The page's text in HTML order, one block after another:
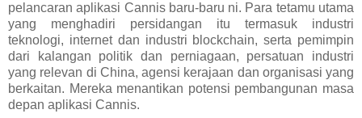
pelancaran aplikasi Cannis baru-baru ni. Para tetamu utama
yang menghadiri persidangan itu termasuk industri
teknologi, internet dan industri blockchain, serta pemimpin
dari kalangan politik dan perniagaan, persatuan industri
yang relevan di China, agensi kerajaan dan organisasi yang
berkaitan. Mereka menantikan potensi pembangunan masa
depan aplikasi Cannis.